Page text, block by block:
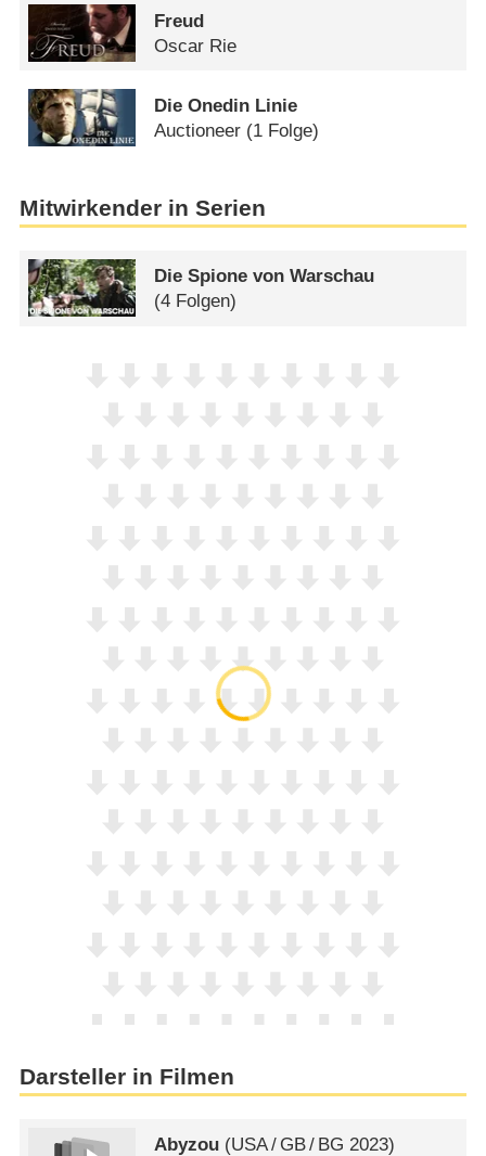
Freud
Oscar Rie
Die Onedin Linie
Auctioneer (1 Folge)
Mitwirkender in Serien
Die Spione von Warschau
(4 Folgen)
Darsteller in Filmen
Abyzou (USA/ GB/ BG 2023)